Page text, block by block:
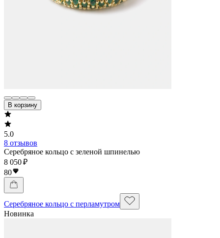
В корзину
5.0
8 отзывов
Серебряное кольцо с зеленой шпинелью
8 050 ₽
80
Серебряное кольцо с перламутром
Новинка